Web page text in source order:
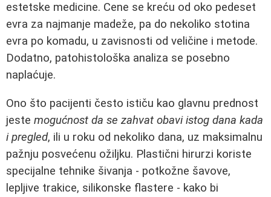
estetske medicine. Cene se kreću od oko pedeset
evra za najmanje madeže, pa do nekoliko stotina
evra po komadu, u zavisnosti od veličine i metode.
Dodatno, patohistološka analiza se posebno
naplaćuje.
Ono što pacijenti često ističu kao glavnu prednost
jeste mogućnost da se zahvat obavi istog dana kada
i pregled, ili u roku od nekoliko dana, uz maksimalnu
pažnju posvećenu ožiljku. Plastični hirurzi koriste
specijalne tehnike šivanja - potkožne šavove,
lepljive trakice, silikonske flastere - kako bi